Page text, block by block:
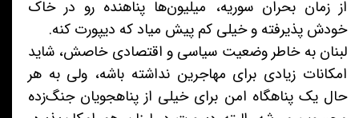
از زمان بحران سوریه، میلیون‌ها پناهنده رو در خاک
خودش پذیرفته و خیلی کم پیش میاد که دیپورت کنه.
لبنان به خاطر وضعیت سیاسی و اقتصادی خاصش، شاید
امکانات زیادی برای مهاجرین نداشته باشه، ولی به هر
حال یک پناهگاه امن برای خیلی از پناهجویان جنگ‌زده